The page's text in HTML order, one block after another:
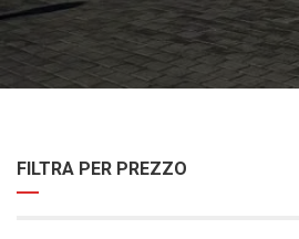
FILTRA PER PREZZO